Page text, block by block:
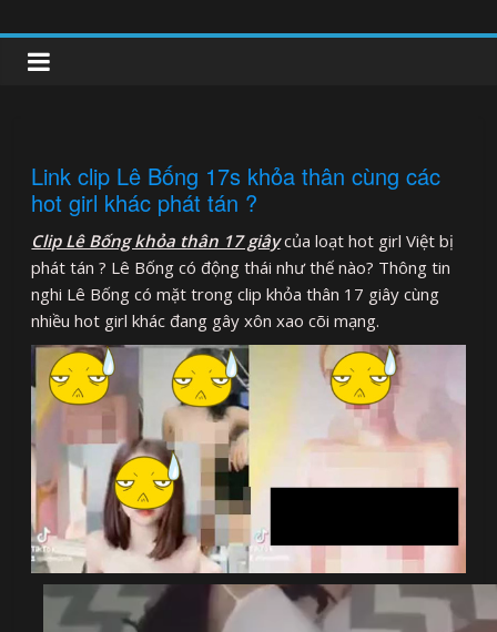
to
content
clipnonglive.com
Link clip Lê Bống 17s khỏa thân cùng các
hot girl khác phát tán ?
Clip Lê Bống khỏa thân 17 giâycủa loạt hot girl Việt bị
phát tán ? Lê Bống có động thái như thế nào? Thông tin
nghi Lê Bống có mặt trong clip khỏa thân 17 giây cùng
nhiều hot girl khác đang gây xôn xao cõi mạng.